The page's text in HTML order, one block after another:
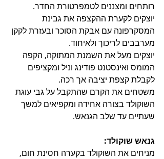
רותחים ומצננים לטמפרטורת החדר.
יוצקים לקערת ההקצפה את גבינת
המסקרפונה עם אבקת הסוכר ובעזרת לקקן
מערבבים לריכוך ולאיחוד.
יוצקים מעל את השמנת המתוקה, הקפה
המומס ואינסטנט פודינג וניל ומקציפים
לקבלת קצפת יציבה אך רכה.
משטחים את הקרם שהתקבל על גבי עוגת
השוקולד בצורה אחידה ומקפיאים למשך
שעתיים עד שלב הגנאש.
גנאש שוקולד:
מניחים את השוקולד בקערה חסינת חום,